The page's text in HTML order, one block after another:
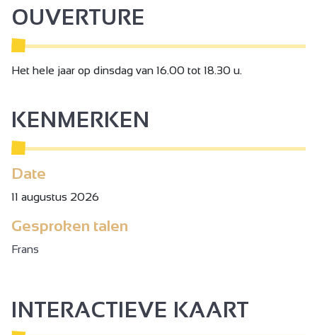
OUVERTURE
Het hele jaar op dinsdag van 16.00 tot 18.30 u.
KENMERKEN
Date
11 augustus 2026
Gesproken talen
Frans
INTERACTIEVE KAART